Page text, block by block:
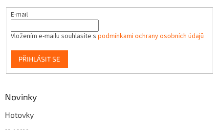
E-mail
Vložením e-mailu souhlasíte s podmínkami ochrany osobních údajů
PŘIHLÁSIT SE
Novinky
Hotovky